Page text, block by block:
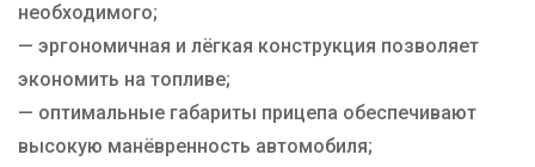
необходимого;
— эргономичная и лёгкая конструкция позволяет
экономить на топливе;
— оптимальные габариты прицепа обеспечивают
высокую манёвренность автомобиля;